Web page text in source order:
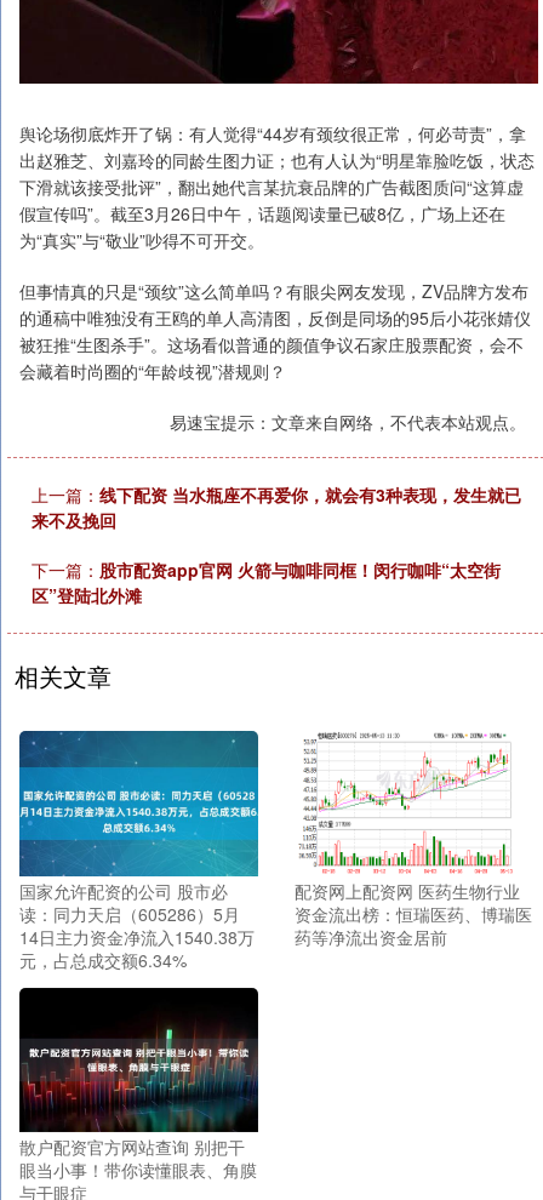
舆论场彻底炸开了锅：有人觉得“44岁有颈纹很正常，何必苛责”，拿
出赵雅芝、刘嘉玲的同龄生图力证；也有人认为“明星靠脸吃饭，状态
下滑就该接受批评”，翻出她代言某抗衰品牌的广告截图质问“这算虚
假宣传吗”。截至3月26日中午，话题阅读量已破8亿，广场上还在
为“真实”与“敬业”吵得不可开交。
但事情真的只是“颈纹”这么简单吗？有眼尖网友发现，ZV品牌方发布
的通稿中唯独没有王鸥的单人高清图，反倒是同场的95后小花张婧仪
被狂推“生图杀手”。这场看似普通的颜值争议石家庄股票配资，会不
会藏着时尚圈的“年龄歧视”潜规则？
易速宝提示：文章来自网络，不代表本站观点。
上一篇： 线下配资 当水瓶座不再爱你，就会有3种表现，发生就已
来不及挽回
下一篇： 股市配资app官网 火箭与咖啡同框！闵行咖啡“太空街
区”登陆北外滩
相关文章
国家允许配资的公司 股市必
读：同力天启（605286）5月
14日主力资金净流入1540.38万
元，占总成交额6.34%
配资网上配资网 医药生物行业
资金流出榜：恒瑞医药、博瑞医
药等净流出资金居前
散户配资官方网站查询 别把干
眼当小事！带你读懂眼表、角膜
与干眼症